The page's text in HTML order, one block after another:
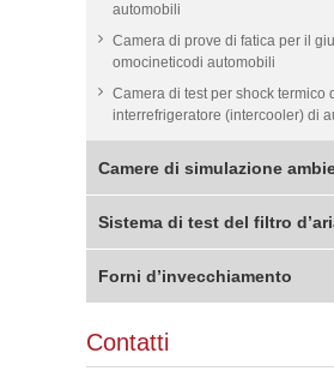
automobili
Camera di prove di fatica per il
omocineticodi automobili
Camera di test per shock termico
interrefrigeratore (intercooler) di
Camere di simulazione
Sistema di test del filtro
Forni d’invecchiamento
Contatti